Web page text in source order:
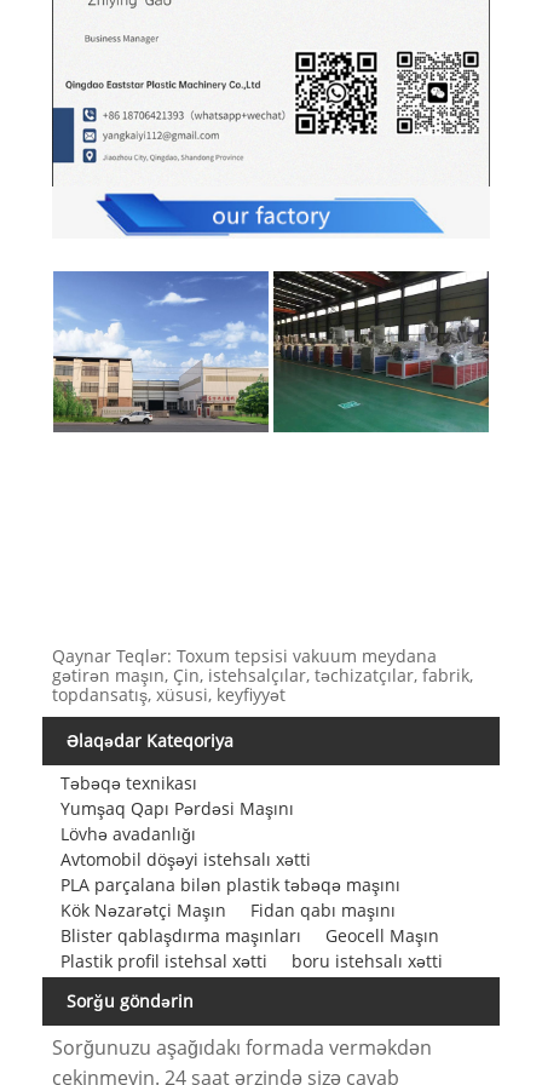
Qaynar Teqlər: Toxum tepsisi vakuum meydana
gətirən maşın, Çin, istehsalçılar, təchizatçılar, fabrik,
topdansatış, xüsusi, keyfiyyət
Əlaqədar Kateqoriya
Təbəqə texnikası
Yumşaq Qapı Pərdəsi Maşını
Lövhə avadanlığı
Avtomobil döşəyi istehsalı xətti
PLA parçalana bilən plastik təbəqə maşını
Kök Nəzarətçi Maşın
Fidan qabı maşını
Blister qablaşdırma maşınları
Geocell Maşın
Plastik profil istehsal xətti
boru istehsalı xətti
Sorğu göndərin
Sorğunuzu aşağıdakı formada verməkdən
çekinmeyin. 24 saat ərzində sizə cavab